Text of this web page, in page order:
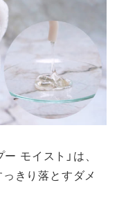
モイスト」は、
きり落とすダメ